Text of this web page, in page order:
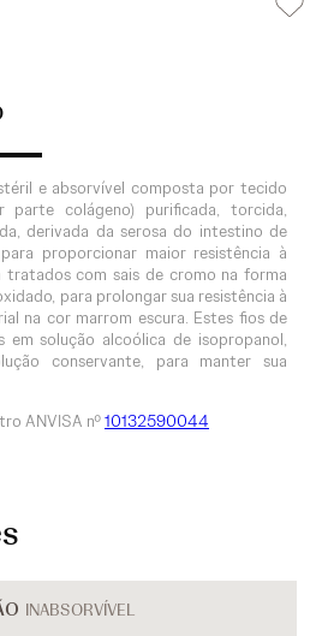
e absorvível composta por tecido
parte colágeno) purificada, torcida,
derivada da serosa do intestino de
proporcionar maior resistência à
com sais de cromo na forma
para prolongar sua resistência à
na cor marrom escura. Estes fios de
em solução alcoólica de isopropanol,
conservante, para manter sua
ANVISA nº10132590044
INABSORVÍVEL